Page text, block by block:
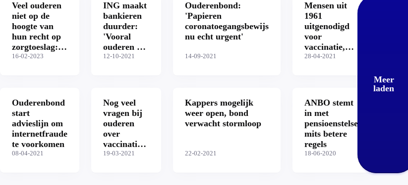
Veel ouderen
niet op de
hoogte van
hun recht op
zorgtoeslag:
hoe kom je
16-02-2023
ING maakt
bankieren
duurder:
'Vooral
ouderen de
dupe'
12-10-2021
Ouderenbond:
'Papieren
coronatoegangsbewijs
nu echt urgent'
14-09-2021
Mensen uit
1961
uitgenodigd
voor
vaccinatie,
terwijl
28-04-2021
Ouderenbond
start
advieslijn om
internetfraude
te voorkomen
08-04-2021
Nog veel
vragen bij
ouderen
over
vaccinatie:
'Meer
19-03-2021
Kappers mogelijk
weer open, bond
verwacht stormloop
22-02-2021
ANBO stemt
in met
pensioenstelsel,
mits betere
regels
18-06-2020
Meer
laden